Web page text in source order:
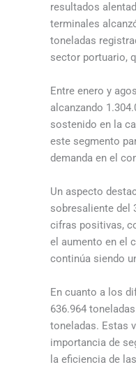
resultados
terminales
toneladas
sector portuario,
Entre enero y
alcanzando
sostenido en la
este segmento
demanda en el
Un aspecto
sobresaliente del
cifras positivas,
el aumento en el
continúa siendo
En cuanto a los
636.964
toneladas. Estas
importancia de
la eficiencia de